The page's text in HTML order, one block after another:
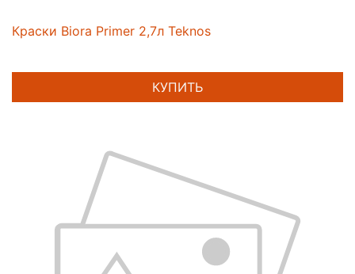
Краски Biora Primer 2,7л Teknos
КУПИТЬ